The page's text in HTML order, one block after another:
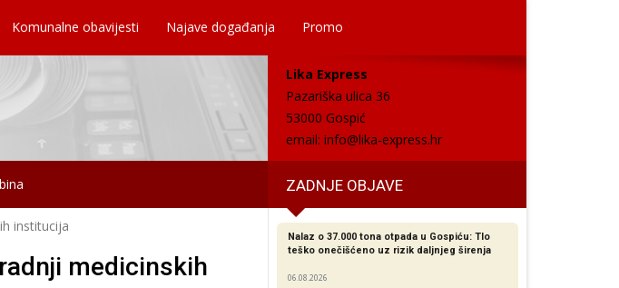
Komunalne obavijesti Najave događanja Promo
Lika Express
Pazariška ulica 36
53000 Gospić
email: info@lika-express.hr
ZADNJE OBJAVE
institucija
medicinskih
Nalaz o 37.000 tona otpada u Gospiću: Tlo
teško onečišćeno uz rizik daljnjeg širenja
06.08.2026